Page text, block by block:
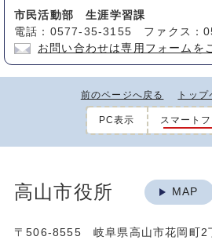
市民活動部 生涯学習課
電話：0577-35-3155 ファクス：
お問い合わせは専用フォームを
前のページへ戻る トッ
PC表示 スマート
高山市役所 MAP
〒506-8555 岐阜県高山市花岡町